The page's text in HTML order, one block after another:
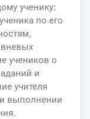
ученику:
по его
учеников о
и
учителя
выполнении